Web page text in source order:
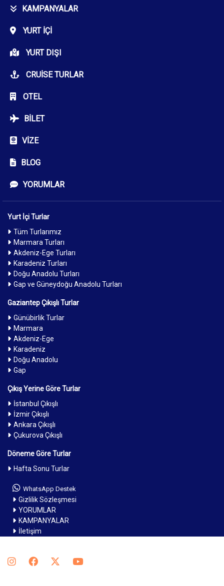
KAMPANYALAR
YURT İÇI
YURT DIŞI
CRUISE TURLAR
OTEL
BILET
VIZE
BLOG
YORUMLAR
Yurt İçi Turlar
Tüm Turlarımız
Marmara Turları
Akdeniz-Ege Turları
Karadeniz Turları
Doğu Anadolu Turları
Gap ve Güneydoğu Anadolu Turları
Gaziantep Çıkışlı Turlar
Günübirlik Turlar
Marmara
Akdeniz-Ege
Karadeniz
Doğu Anadolu
Gap
Çıkış Yerine Göre Turlar
İstanbul Çıkışlı
İzmir Çıkışlı
Ankara Çıkışlı
Çukurova Çıkışlı
Döneme Göre Turlar
Hafta Sonu Turlar
WhatsApp Destek
Gizlilik Sözleşmesi
YORUMLAR
KAMPANYALAR
İletişim